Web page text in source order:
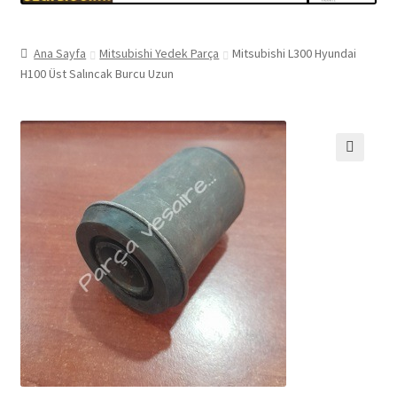
Ana Sayfa Mitsubishi Yedek Parça
Mitsubishi L300 Hyundai
H100 Üst Salıncak Burcu Uzun